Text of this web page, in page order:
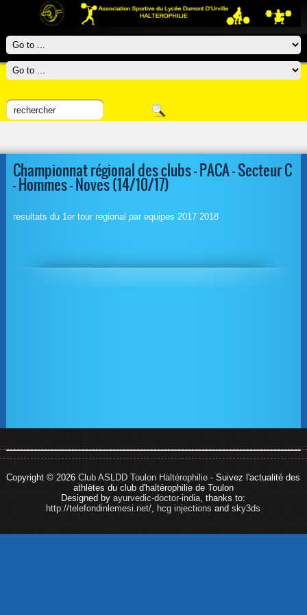
Championnat régional des clubs – PACA – Secteur C
– Hommes – Noves (14/10/17)
resultats du 1er tour regional par equipes 2017 2018
Copyright © 2026Club ASLDD Toulon Haltérophilie - Suivez l'actualité des
athlètes du club d'haltérophilie de Toulon
Designed byayurvedic-doctor-india, thanks to:
http://telefondinlemesi.net/, hcg injections andsky3ds